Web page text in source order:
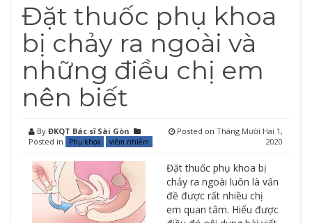
Đặt thuốc phụ khoa
bị chảy ra ngoài và
những điều chị em
nên biết
By ĐKQT Bác sĩ Sài Gòn
Posted in
Phụ khoa viêm nhiễm
Posted on Tháng Mười Hai 1,
2020
Đặt thuốc phụ khoa bị
chảy ra ngoài luôn là vấn
đề được rất nhiều chị
em quan tâm. Hiểu được